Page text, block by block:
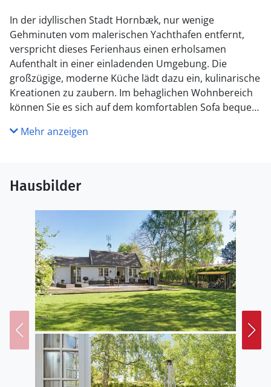
In der idyllischen Stadt Hornbæk, nur wenige
Gehminuten vom malerischen Yachthafen entfernt,
verspricht dieses Ferienhaus einen erholsamen
Aufenthalt in einer einladenden Umgebung. Die
großzügige, moderne Küche lädt dazu ein, kulinarische
Kreationen zu zaubern. Im behaglichen Wohnbereich
können Sie es sich auf dem komfortablen Sofa bequem
spannenden Film entspannen. Die Terrasse draußen
mit Familie und Freunden an der Feuerstelle im
Garten. Ein Trampolin und zahlreiche andere
Aktivitätsmöglichkeiten im Freien sorgen für einen
kurzweiligen Aufenthalt.
Die Nordküste Seelands, eine der schönsten Regionen
Dänemarks, bietet vielfältige
Erkundungsmöglichkeiten. Unternehmen Sie
Fahrradtouren entlang der Küste oder entspannen Sie
an einem der wunderschönen Sandstrände. In
Hornbæk locken die lebhafte Atmosphäre und die
charmante Hafenpromenade, gesäumt von
zahlreichen Cafés, Boutiquen und Restaurants.
Mehr anzeigen
Hausbilder